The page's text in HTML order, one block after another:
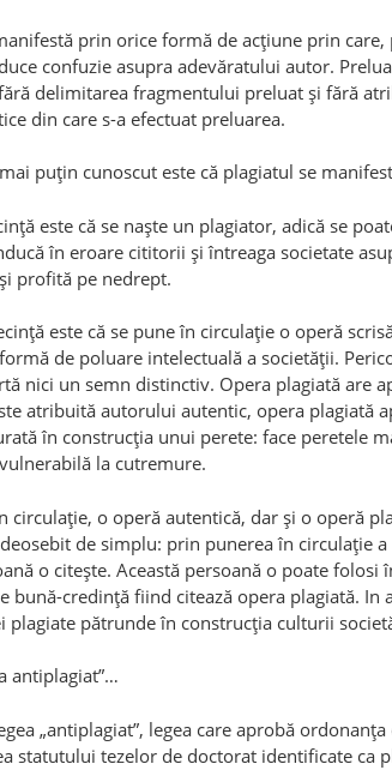
prin orice formă de acţiune prin
confuzie asupra adevăratului autor.
delimitarea fragmentului preluat şi fără
din care s-a efectuat preluarea.
mai puţin cunoscut este că plagiatul se
este că se naşte un plagiator, adică se
în eroare cititorii şi întreaga societate
profită pe nedrept.
este că se pune în circulaţie o operă
de poluare intelectuală a societăţii.
nici un semn distinctiv. Opera plagiată are
atribuită autorului autentic, opera plagiată
în construcţia unui perete: face peretele
la cutremure.
circulaţie, o operă autentică, dar şi o operă
de simplu: prin punerea în circulaţie
o citeşte. Această persoană o poate
bună-credinţă fiind citează opera plagiată. In
plagiate pătrunde în construcţia culturii
antiplagiat”…
„antiplagiat”, legea care aprobă
statutului tezelor de doctorat identificate ca